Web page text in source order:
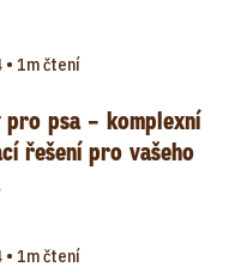
• 1m čtení
pro psa – komplexní
řešení pro vašeho
• 1m čtení